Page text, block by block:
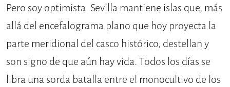
Pero soy optimista. Sevilla mantiene islas que, más
allá del encefalograma plano que hoy proyecta la
parte meridional del casco histórico, destellan y
son signo de que aún hay vida. Todos los días se
libra una sorda batalla entre el monocultivo de los